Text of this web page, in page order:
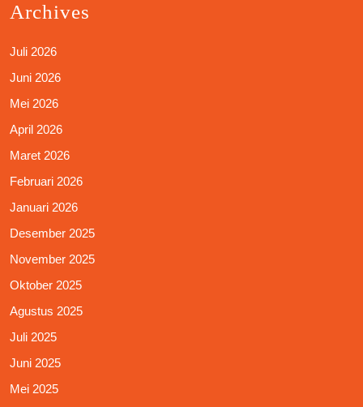
Archives
Juli 2026
Juni 2026
Mei 2026
April 2026
Maret 2026
Februari 2026
Januari 2026
Desember 2025
November 2025
Oktober 2025
Agustus 2025
Juli 2025
Juni 2025
Mei 2025